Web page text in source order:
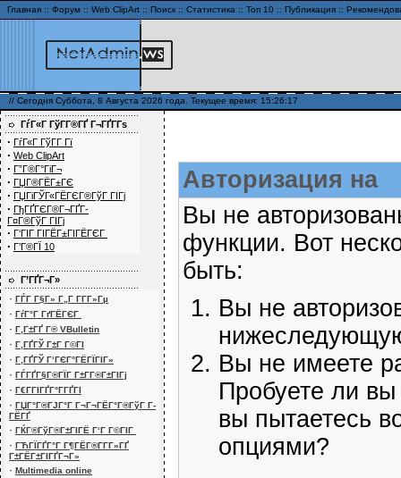
Главная :: Форум :: Web ClipArt :: Поиск :: Статистика :: Топ 10 :: Публикация ::
// Сегодня Суббота, 8 Августа 2026 года. Текущее время: 15:26:17
ГѓГ«Г ГўГ­Г®ГҐ Г¬ГҐГ­Гѕ
· ГѓГ«Г ГўГ­Г Гї
· Web ClipArt
· Г”Г®Г°ГіГ¬
· ГЏГ®ГЁГ±ГЄ
· ГЏГіГЎГ«ГЁГЄГ®ГўГ ГІГј
· ГђГҐГЄГ®Г¬ГҐГ­
Г¤Г®ГўГ ГІГј
· Г‘ГІГ ГІГЁГ±ГІГЁГЄГ
· Г’Г®ГЇ 10
Г’ГҐГ¬Г»
· ГЃГ Г§Г» Г„Г Г­Г­Г»Гµ
· ГѓГ°Г ГґГЁГЄГ
· Г‚Г±ГҐ Г® VBulletin
· Г‚ГҐГЎ Г±Г Г©ГІ
· Г‚ГҐГЎ Г‘ГЄГ°ГЁГЇГІГ»
· ГЃГҐГ§Г®ГЇГ Г±Г­Г®Г±ГІГј
· Г€Г­ГІГҐГ°Г­ГҐГІ
· ГЏГ°Г®ГЈГ°Г Г¬Г¬ГЁГ°Г®ГўГ Г­
ГЁГҐ
· ГЌГ®ГўГ®Г±ГІГЁ Г‘Г Г©ГІГ
· ГЋГЇГҐГ°Г Г¶ГЁГ®Г­Г­Г»ГҐ
Г±ГЁГ±ГІГҐГ¬Г»
· Multimedia online
Авторизация на
Вы не
функции. Вот
быть:
Вы не
Вы не имеете
Пробуете ли вы
вы пытаетесь
опциями?